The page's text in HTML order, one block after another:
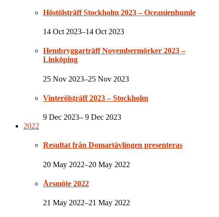
Höstölsträff Stockholm 2023 – Oceanienhumle
14 Oct 2023–14 Oct 2023
Hembryggarträff Novembermörker 2023 –
Linköping
25 Nov 2023–25 Nov 2023
Vinterölsträff 2023 – Stockholm
9 Dec 2023– 9 Dec 2023
2022
Resultat från Domartävlingen presenteras
20 May 2022–20 May 2022
Årsmöte 2022
21 May 2022–21 May 2022